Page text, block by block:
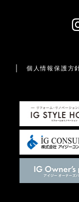
個人情報保護方